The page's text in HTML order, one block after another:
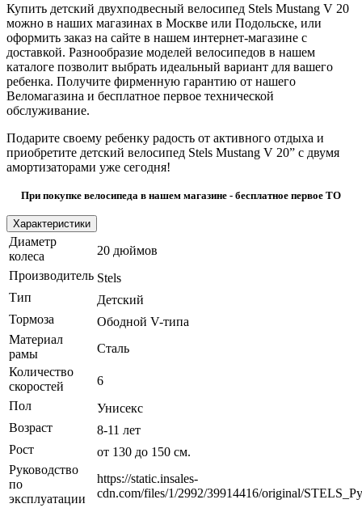
Купить детский двухподвесный велосипед Stels Mustang V 20
можно в наших магазинах в Москве или Подольске, или
оформить заказ на сайте в нашем интернет-магазине с
доставкой. Разнообразие моделей велосипедов в нашем
каталоге позволит выбрать идеальный вариант для вашего
ребенка. Получите фирменную гарантию от нашего
Веломагазина и бесплатное первое технической
обслуживание.
Подарите своему ребенку радость от активного отдыха и
приобретите детский велосипед Stels Mustang V 20” с двумя
амортизаторами уже сегодня!
При покупке велосипеда в нашем магазине - бесплатное первое ТО
Характеристики
Диаметр
колеса
20 дюймов
Производитель Stels
Тип
Детский
Тормоза
Ободной V-типа
Материал
рамы
Сталь
Количество
скоростей
6
Пол
Унисекс
Возраст
8-11 лет
Рост
от 130 до 150 см.
Руководство
по
эксплуатации
https://static.insales-
cdn.com/files/1/2992/39914416/original/